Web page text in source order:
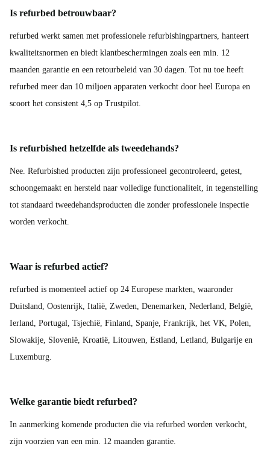
Is refurbed betrouwbaar?
refurbed werkt samen met professionele refurbishingpartners, hanteert
kwaliteitsnormen en biedt klantbeschermingen zoals een min. 12
maanden garantie en een retourbeleid van 30 dagen. Tot nu toe heeft
refurbed meer dan 10 miljoen apparaten verkocht door heel Europa en
scoort het consistent 4,5 op Trustpilot.
Is refurbished hetzelfde als tweedehands?
Nee. Refurbished producten zijn professioneel gecontroleerd, getest,
schoongemaakt en hersteld naar volledige functionaliteit, in tegenstelling
tot standaard tweedehandsproducten die zonder professionele inspectie
worden verkocht.
Waar is refurbed actief?
refurbed is momenteel actief op 24 Europese markten, waaronder
Duitsland, Oostenrijk, Italië, Zweden, Denemarken, Nederland, België,
Ierland, Portugal, Tsjechië, Finland, Spanje, Frankrijk, het VK, Polen,
Slowakije, Slovenië, Kroatië, Litouwen, Estland, Letland, Bulgarije en
Luxemburg.
Welke garantie biedt refurbed?
In aanmerking komende producten die via refurbed worden verkocht,
zijn voorzien van een min. 12 maanden garantie.